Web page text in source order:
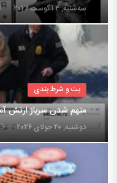
سه‌شنبه, ۴ آگوست ۲۰۲۶
بت و شرط بندی
متهم شدن سرباز ارتش
دوشنبه, ۲۰ جولای ۲۰۲۶